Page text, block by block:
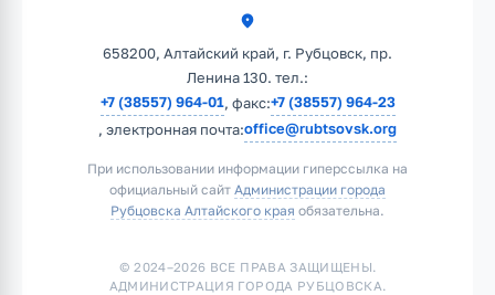
658200, Алтайский край, г. Рубцовск, пр.
Ленина 130. тел.:
+7 (38557) 964-01, факс:+7 (38557) 964-23
, электронная почта:office@rubtsovsk.org
При использовании информации гиперссылка на
официальный сайт Администрации города
Рубцовска Алтайского края обязательна.
© 2024–2026 ВСЕ ПРАВА ЗАЩИЩЕНЫ.
АДМИНИСТРАЦИЯ ГОРОДА РУБЦОВСКА.